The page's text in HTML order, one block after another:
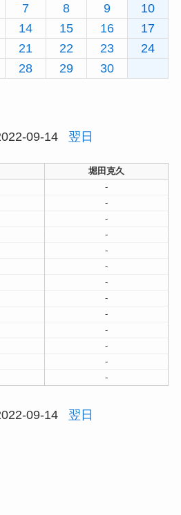
7 8 9
10
14 15 16
17
21 22 23
24
28 29 30
09-14 翌日
堀田克久
-
-
-
-
-
-
-
-
-
-
-
-
-
09-14 翌日